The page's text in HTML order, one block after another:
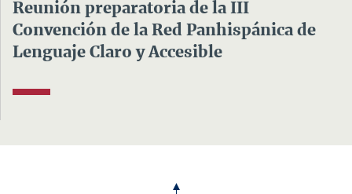
Reunión preparatoria de la III
Convención de la Red Panhispánica de
Lenguaje Claro y Accesible